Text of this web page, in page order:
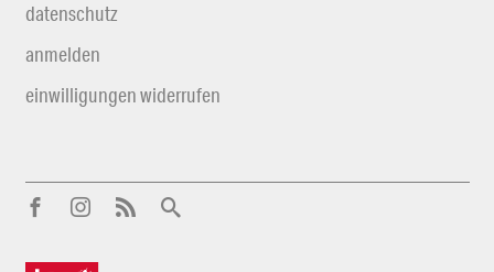
datenschutz
anmelden
einwilligungen widerrufen